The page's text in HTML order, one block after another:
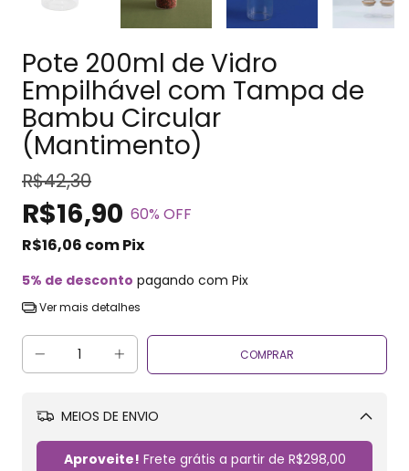
Pote 200ml de Vidro
Empilhável com Tampa de
Bambu Circular
(Mantimento)
R$42,30
R$16,90 60% OFF
R$16,06 comPix
5% de desconto pagando com Pix
Ver mais detalhes
MEIOS DE ENVIO
Aproveite! Frete grátis a partir de R$298,00